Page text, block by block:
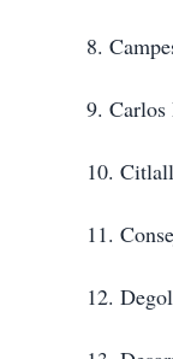
8.
9. Carlos
10.
11.
12.